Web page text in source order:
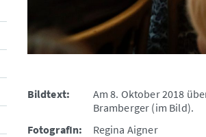
Bildtext:
Am 8. Oktober 2018
Bramberger (im Bild).
FotografIn:
Regina Aigner